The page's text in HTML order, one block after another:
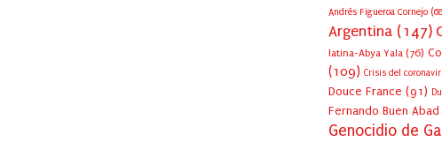
Andrés Figueroa Cornejo
Argentina (147)
latina-Abya Yala (76)
(109) Crisis del
Douce France (91)
Fernando Buen
Genocidio de